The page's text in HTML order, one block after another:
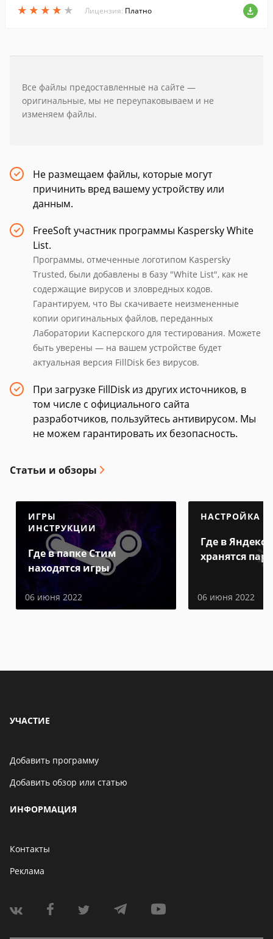
★ ★ ★ ★ ★
★ ★ ★ ★ ★ Лицензия: Платно
Все файлы предоставленные на сайте —
оригинальные, мы не переупаковываем и не
изменяем файлы.
Не размещаем файлы, которые могут
причинить вред вашему устройству или
данным.
FreeSoft участник программы Kaspersky White
List.
Программы, отмеченные логотипом Kaspersky
Trusted, были добавлены в базу "White List", как не
содержащие вирусов и зловредных кодов.
Гарантируем, что Вы скачиваете неизмененные
копии оригинальных файлов, переданных
Лаборатории Касперского для тестирования. Можете
быть уверены — на вашем устройстве будет
актуальная версия FillDisk без вирусов.
При загрузке FillDisk из других источников, в
том числе с официального сайта
разработчиков, пользуйтесь антивирусом. Мы
не можем гарантировать их безопасность.
Статьи и обзоры
ИГРЫ
ИНСТРУКЦИИ
Где в папке Стим
находятся игры
06 июня 2022
НАСТРОЙКА
Где в Яндекс
хранятся
06 июня 2022
УЧАСТИЕ
Добавить программу
Добавить обзор или статью
ИНФОРМАЦИЯ
Контакты
Реклама